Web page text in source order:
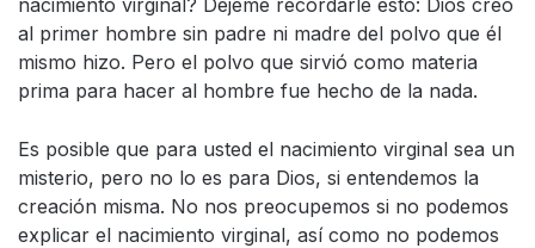
al primer hombre sin padre ni madre del polvo que él
mismo hizo. Pero el polvo que sirvió como materia
prima para hacer al hombre fue hecho de la nada.
Es posible que para usted el nacimiento virginal sea un
misterio, pero no lo es para Dios, si entendemos la
creación misma. No nos preocupemos si no podemos
explicar el nacimiento virginal, así como no podemos